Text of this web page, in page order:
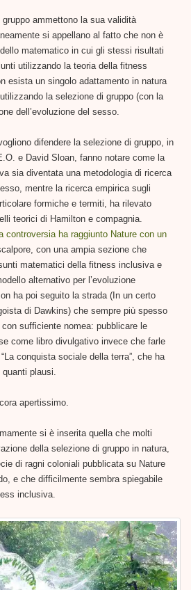
ammettono la sua validità
si appellano al fatto che non è
matematico in cui gli stessi risultati
utilizzando la teoria della fitness
esista un singolo adattamento in natura
la selezione di gruppo (con la
dell’evoluzione del sesso.
difendere la selezione di gruppo, in
e David Sloan, fanno notare come la
sia diventata una metodologia di ricerca
mentre la ricerca empirica sugli
formiche e termiti, ha rilevato
teorici di Hamilton e compagnia.
controversia ha raggiunto Nature con un
con una ampia sezione che
matematici della fitness inclusiva e
alternativo per l’evoluzione
ha poi seguito la strada (In un certo
di Dawkins) che sempre più spesso
sufficiente nomea: pubblicare le
come libro divulgativo invece che farle
conquista sociale della terra”, che ha
plausi.
apertissimo.
si è inserita quella che molti
della selezione di gruppo in natura,
di ragni coloniali pubblicata su Nature
e che difficilmente sembra spiegabile
inclusiva.